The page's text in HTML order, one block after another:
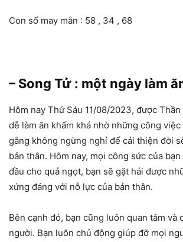
Con số may mắn : 58 , 34 , 68
– Song Tử : một ngày làm
Hôm nay Thứ Sáu 11/08/2023, được
dễ làm ăn khấm khá nhờ những công
gắng không ngừng nghỉ để cải thiện đời
bản thân. Hôm nay, mọi công sức của
đầu cho quả ngọt, bạn sẽ gặt hái được
xứng đáng với nỗ lực của bản thân.
Bên cạnh đó, bạn cũng luôn quan tâm và
người. Bạn luôn chủ động giúp đỡ mọi